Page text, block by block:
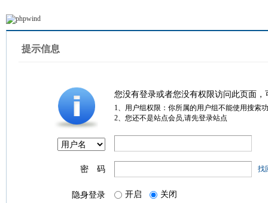
提示信息
您没有登录或者您没有权限访问此页面
1、用户组权限：你所属的用户组不能使用搜索
2、您还不是站点会员,请先登录站点
密 码 找
隐身登录 开启 关闭